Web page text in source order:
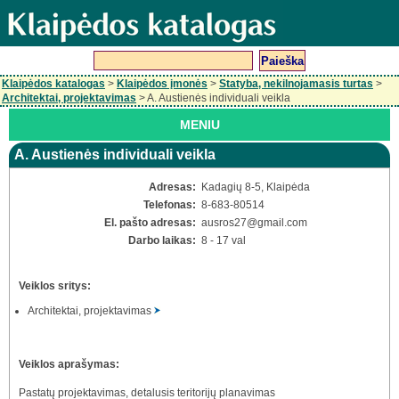
Klaipėdos katalogas > Klaipėdos įmonės > Statyba, nekilnojamasis turtas >
Architektai, projektavimas > A. Austienės individuali veikla
MENIU
A. Austienės individuali veikla
Adresas:
Kadagių 8-5, Klaipėda
Telefonas: 8-683-80514
El. pašto adresas: ausros27@gmail.com
Darbo laikas: 8 - 17 val
Veiklos sritys:
Architektai, projektavimas
Veiklos aprašymas:
Pastatų projektavimas, detalusis teritorijų planavimas